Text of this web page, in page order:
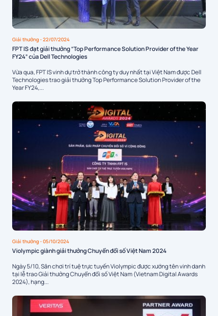
Giải thưởng- 22/07/2024
FPT IS đạt giải thưởng “Top Performance Solution Provider of the Year
FY24” của Dell Technologies
Vừa qua, FPT IS vinh dự trở thành công ty duy nhất tại Việt Nam được Dell
Technologies trao giải thưởng Top Performance Solution Provider of the
Year FY24,...
Giải thưởng- 05/10/2024
Violympic giành giải thưởng Chuyển đổi số Việt Nam 2024
Ngày 5/10, Sân chơi trí tuệ trực tuyến Violympic được xướng tên vinh danh
tại lễ trao Giải thưởng Chuyển đổi số Việt Nam (Vietnam Digital Awards
2024), hạng...